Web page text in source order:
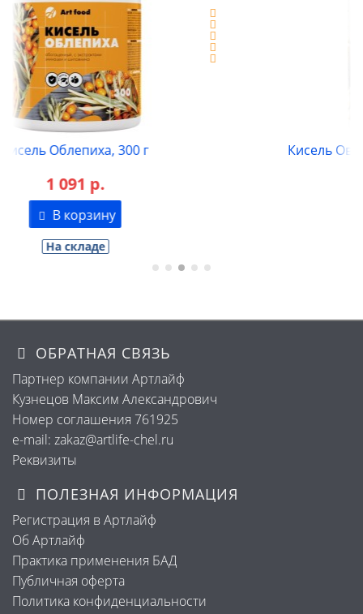
Кисель Овсяный с подорожником, 300 г
ОБРАТНАЯ СВЯЗЬ
Партнер компании Артлайф
Кузнецов Максим Александрович
Номер соглашения 761925
e-mail: zakaz@artlife-chel.ru
Реквизиты
ПОЛЕЗНАЯ ИНФОРМАЦИЯ
Регистрация в Артлайф
Об Артлайф
Практика применения БАД
Публичная оферта
Политика конфиденциальности